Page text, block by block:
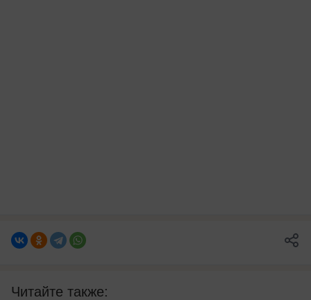
Читайте также: